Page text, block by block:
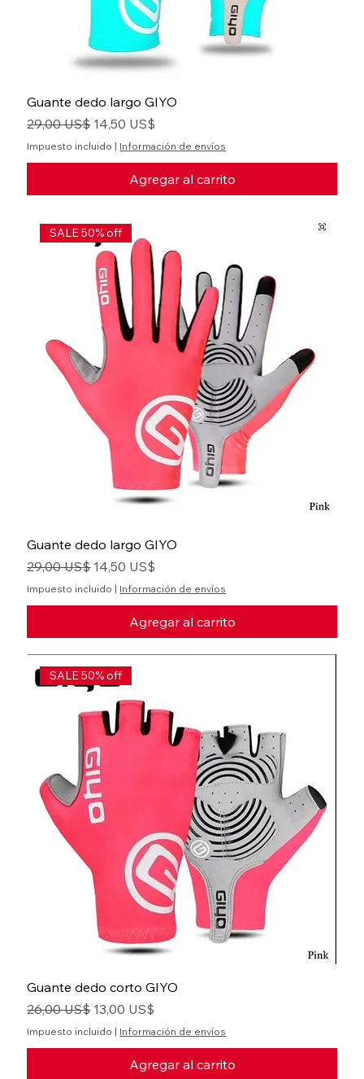
Guante dedo largo GIYO
Precio
29,00 US$ Precio de oferta
14,50 US$
Impuesto incluido | Información de envíos
Agregar al carrito
SALE 50% off
Guante dedo largo GIYO
Precio
29,00 US$ Precio de oferta
14,50 US$
Impuesto incluido | Información de envíos
Agregar al carrito
SALE 50% off
Guante dedo corto GIYO
Precio
26,00 US$ Precio de oferta
13,00 US$
Impuesto incluido | Información de envíos
Agregar al carrito